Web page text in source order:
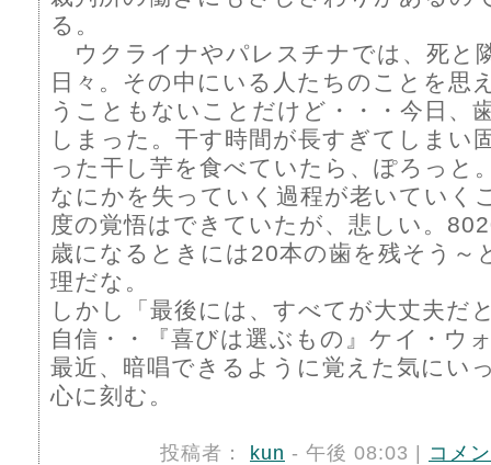
る。
ウクライナやパレスチナでは、死と
日々。その中にいる人たちのことを思
うこともないことだけど・・・今日、
しまった。干す時間が長すぎてしまい
った干し芋を食べていたら、ぽろっと
なにかを失っていく過程が老いていく
度の覚悟はできていたが、悲しい。
歳になるときには20本の歯を残そう～
理だな。
しかし「最後には、すべてが大丈夫だ
自信・・『喜びは選ぶもの』ケイ・ウ
最近、暗唱できるように覚えた気にい
心に刻む。
投稿者： kun - 午後 08:03 | コメ